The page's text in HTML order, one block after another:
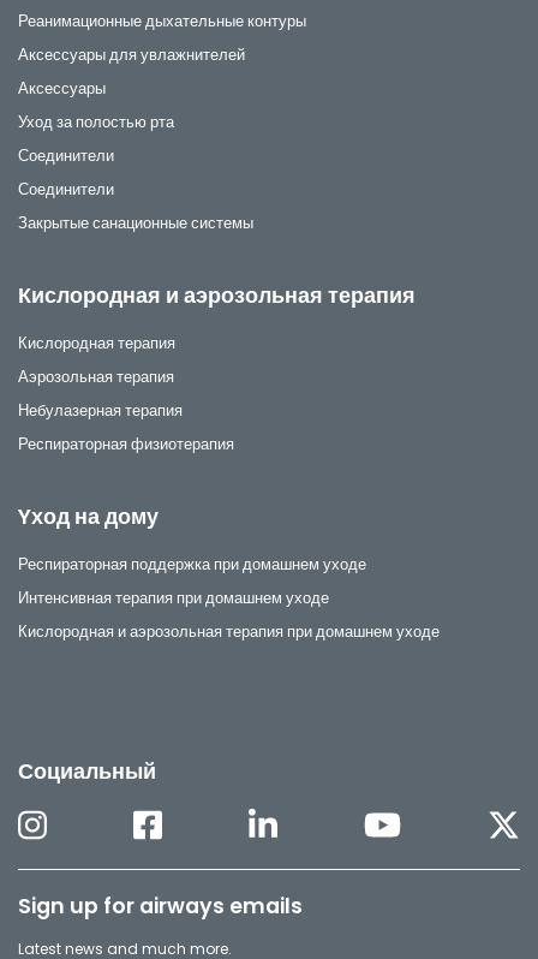
Реанимационные дыхательные контуры
Аксессуары для увлажнителей
Аксессуары
Уход за полостью рта
Соединители
Соединители
Закрытые санационные системы
Кислородная и аэрозольная терапия
Кислородная терапия
Аэрозольная терапия
Небулазерная терапия
Респираторная физиотерапия
Yход на дому
Респираторная поддержка при домашнем уходе
Интенсивная терапия при домашнем уходе
Кислородная и аэрозольная терапия при домашнем уходе
Социальный
Sign up for airways emails
Latest news and much more.